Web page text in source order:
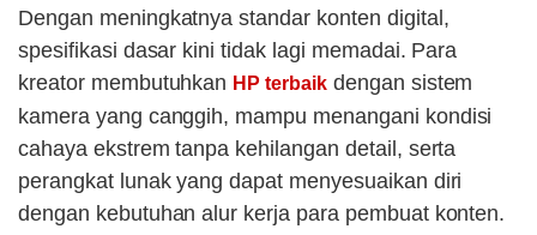
Dengan meningkatnya standar konten digital,
spesifikasi dasar kini tidak lagi memadai. Para
kreator membutuhkan HP terbaikdengan sistem
kamera yang canggih, mampu menangani kondisi
cahaya ekstrem tanpa kehilangan detail, serta
perangkat lunak yang dapat menyesuaikan diri
dengan kebutuhan alur kerja para pembuat konten.